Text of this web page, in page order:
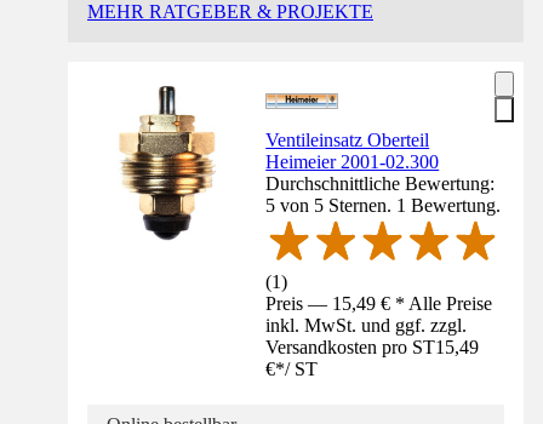
MEHR RATGEBER & PROJEKTE
Ventileinsatz Oberteil
Heimeier 2001-02.300
Durchschnittliche Bewertung:
5 von 5 Sternen. 1 Bewertung.
(1)
Preis — 15,49 € * Alle Preise
inkl. MwSt. und ggf. zzgl.
Versandkosten pro ST15,49
€*/ ST